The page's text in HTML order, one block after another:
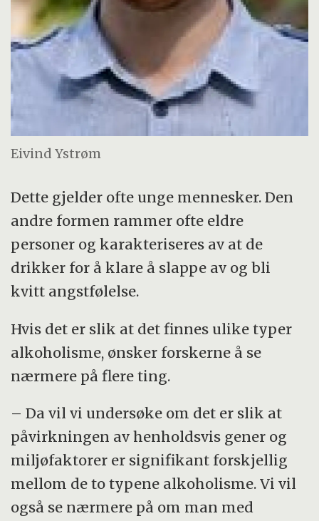
Eivind Ystrøm
Dette gjelder ofte unge mennesker. Den
andre formen rammer ofte eldre
personer og karakteriseres av at de
drikker for å klare å slappe av og bli
kvitt angstfølelse.
Hvis det er slik at det finnes ulike typer
alkoholisme, ønsker forskerne å se
nærmere på flere ting.
– Da vil vi undersøke om det er slik at
påvirkningen av henholdsvis gener og
miljøfaktorer er signifikant forskjellig
mellom de to typene alkoholisme. Vi vil
også se nærmere på om man med